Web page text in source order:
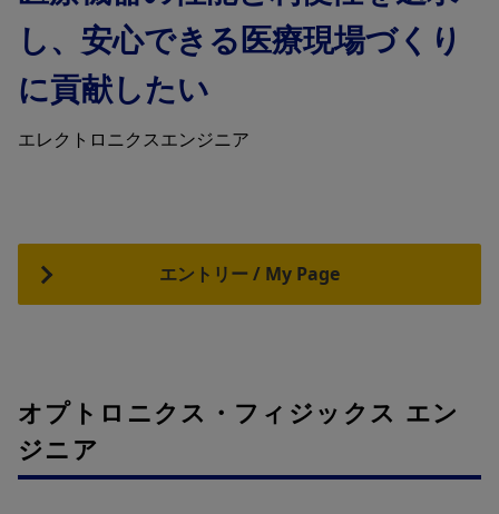
し、安心できる医療現場づくり
に貢献したい
エレクトロニクスエンジニア
エントリー / My Page
オプトロニクス・フィジックス エン
ジニア